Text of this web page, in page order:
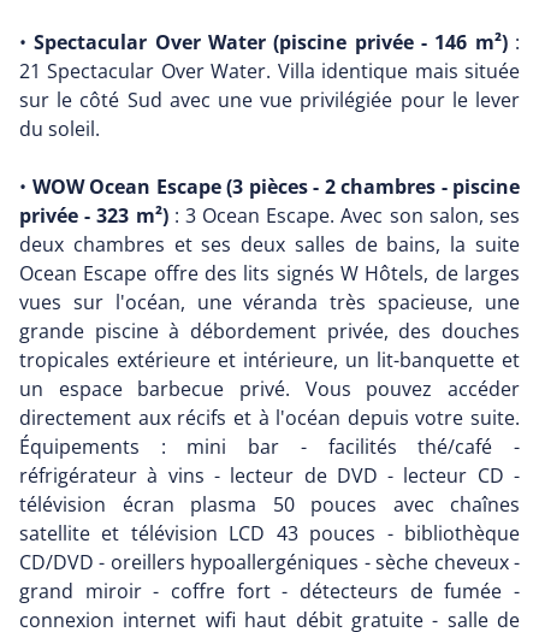
•Spectacular Over Water (piscine privée - 146 m²):
21 Spectacular Over Water. Villa identique mais située
sur le côté Sud avec une vue privilégiée pour le lever
du soleil.
• WOW Ocean Escape (3 pièces - 2 chambres - piscine
privée - 323 m²): 3 Ocean Escape. Avec son salon, ses
deux chambres et ses deux salles de bains, la suite
Ocean Escape offre des lits signés W Hôtels, de larges
vues sur l'océan, une véranda très spacieuse, une
grande piscine à débordement privée, des douches
tropicales extérieure et intérieure, un lit-banquette et
un espace barbecue privé. Vous pouvez accéder
directement aux récifs et à l'océan depuis votre suite.
Équipements : mini bar - facilités thé/café -
réfrigérateur à vins - lecteur de DVD - lecteur CD -
télévision écran plasma 50 pouces avec chaînes
satellite et télévision LCD 43 pouces - bibliothèque
CD/DVD - oreillers hypoallergéniques - sèche cheveux -
grand miroir - coffre fort - détecteurs de fumée -
connexion internet wifi haut débit gratuite - salle de